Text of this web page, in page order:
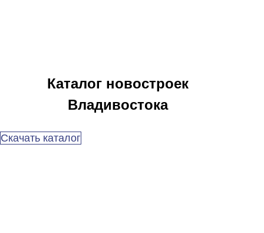
Каталог новостроек
Владивостока
Скачать каталог